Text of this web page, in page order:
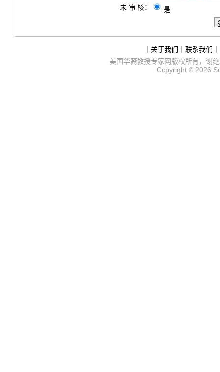
未 审 核：
是
关于我们 联系我们
美国华裔教授专家网版权所有，谢
Copyright © 2026